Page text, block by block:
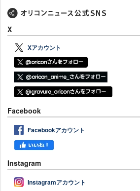
X
Xアカウント
Facebook
Facebookアカウント
Instagram
Instagramアカウント